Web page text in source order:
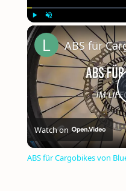
PLAY UNMUTE
Watch on
ABS für Cargobikes von